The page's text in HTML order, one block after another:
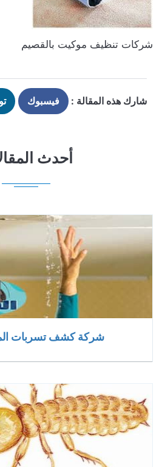
شركات تنظيف موكيت بالقصيم
شارك هذه المقالة : فيسبوك
أحدث
شركة كشف تسربات